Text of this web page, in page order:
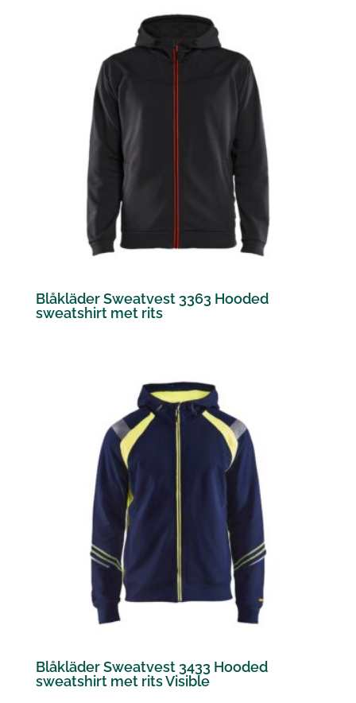
Blåkläder Sweatvest 3363 Hooded
sweatshirt met rits
Blåkläder Sweatvest 3433 Hooded
sweatshirt met rits Visible